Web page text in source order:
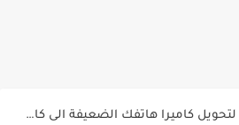
تطبيق لتحويل كاميرا هاتفك الضعيفة الى كاميرا أيفون ذات دقة...